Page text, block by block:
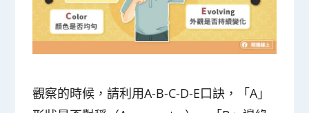
觀察的時候，請利用A-B-C-D-E口訣，「A」